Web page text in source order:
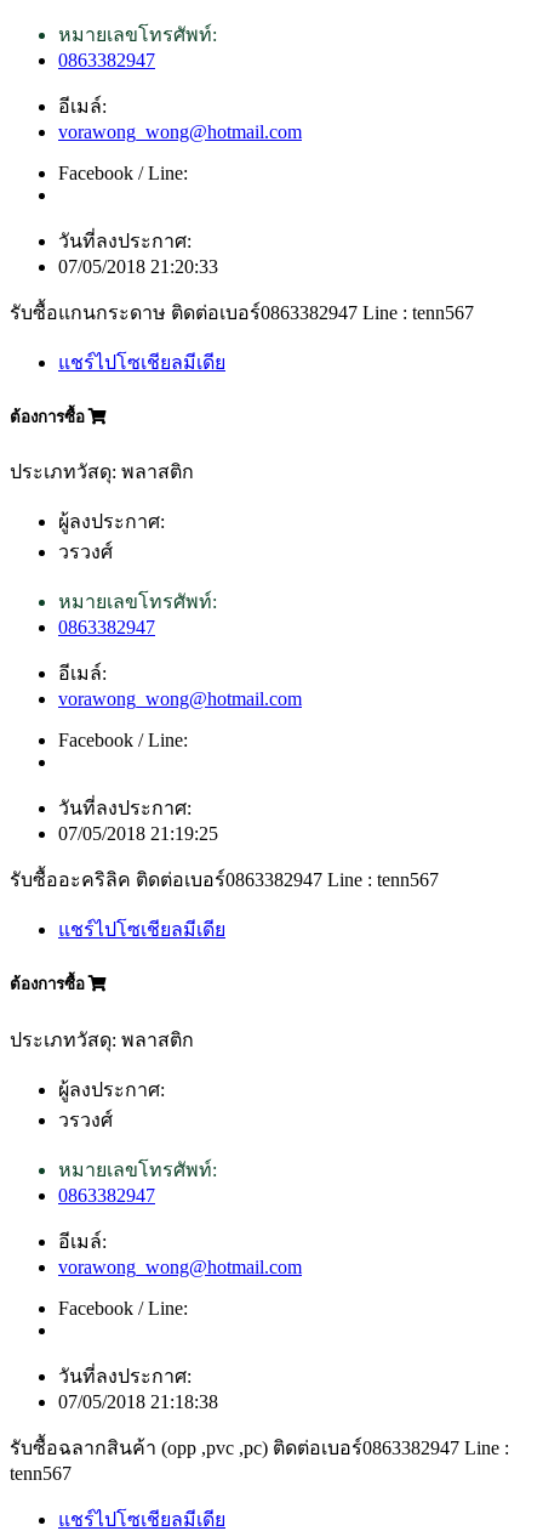
หมายเลขโทรศัพท์:
0863382947
อีเมล์:
vorawong_wong@hotmail.com
Facebook / Line:
วันที่ลงประกาศ:
07/05/2018 21:20:33
รับซื้อแกนกระดาษ ติดต่อเบอร์0863382947 Line : tenn567
แชร์ไปโซเชียลมีเดีย
ต้องการซื้อ
ประเภทวัสดุ: พลาสติก
ผู้ลงประกาศ:
วรวงศ์
หมายเลขโทรศัพท์:
0863382947
อีเมล์:
vorawong_wong@hotmail.com
Facebook / Line:
วันที่ลงประกาศ:
07/05/2018 21:19:25
รับซื้ออะคริลิค ติดต่อเบอร์0863382947 Line : tenn567
แชร์ไปโซเชียลมีเดีย
ต้องการซื้อ
ประเภทวัสดุ: พลาสติก
ผู้ลงประกาศ:
วรวงศ์
หมายเลขโทรศัพท์:
0863382947
อีเมล์:
vorawong_wong@hotmail.com
Facebook / Line:
วันที่ลงประกาศ:
07/05/2018 21:18:38
รับซื้อฉลากสินค้า (opp ,pvc ,pc) ติดต่อเบอร์0863382947 Line :
tenn567
แชร์ไปโซเชียลมีเดีย